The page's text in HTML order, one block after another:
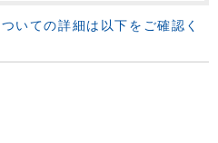
いての詳細は以下をご確認く